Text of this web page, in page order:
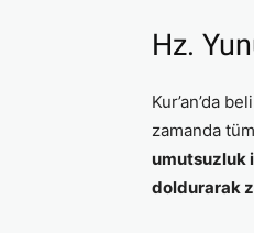
Hz.
Kur’an’da
zamanda
umutsuzluk
doldurarak